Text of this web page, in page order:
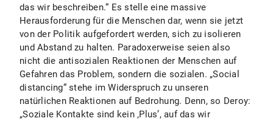
das wir beschreiben.“ Es stelle eine massive
Herausforderung für die Menschen dar, wenn sie jetzt
von der Politik aufgefordert werden, sich zu isolieren
und Abstand zu halten. Paradoxerweise seien also
nicht die antisozialen Reaktionen der Menschen auf
Gefahren das Problem, sondern die sozialen. „Social
distancing“ stehe im Widerspruch zu unseren
natürlichen Reaktionen auf Bedrohung. Denn, so Deroy:
„Soziale Kontakte sind kein ,Plus’, auf das wir